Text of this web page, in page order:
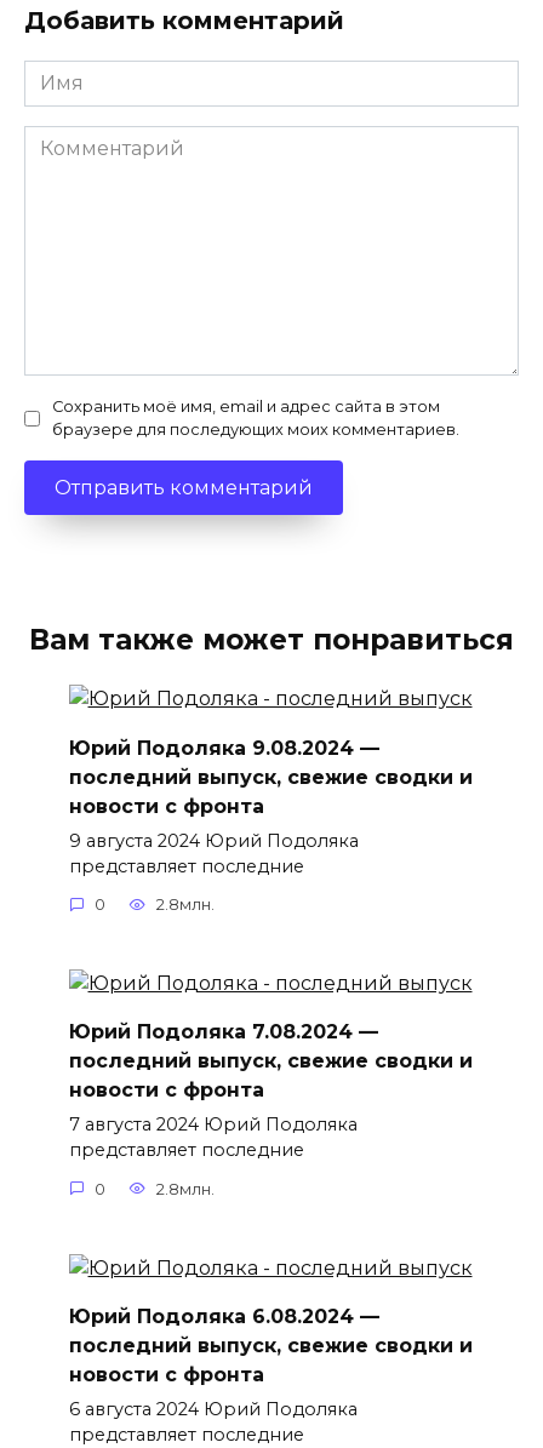
Добавить комментарий
Имя
*
Комментарий
Сохранить моё имя, email и адрес сайта в этом
браузере для последующих моих комментариев.
Вам также может понравиться
Юрий Подоляка 9.08.2024 —
последний выпуск, свежие сводки и
новости с фронта
9 августа 2024 Юрий Подоляка
представляет последние
0 2.8млн.
Юрий Подоляка 7.08.2024 —
последний выпуск, свежие сводки и
новости с фронта
7 августа 2024 Юрий Подоляка
представляет последние
0 2.8млн.
Юрий Подоляка 6.08.2024 —
последний выпуск, свежие сводки и
новости с фронта
6 августа 2024 Юрий Подоляка
представляет последние